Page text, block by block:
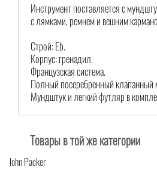
Инструмент поставляется с
с лямками, ремнем и вешним
Строй: Eb.
Корпус: гренадил.
Французская система.
Полный посеребренный клапанный
Мундштук и легкий футляр в
Товары в той же категории
John Packer